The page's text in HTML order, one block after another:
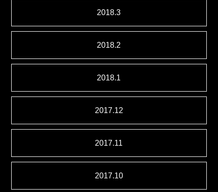
2018.3
2018.2
2018.1
2017.12
2017.11
2017.10